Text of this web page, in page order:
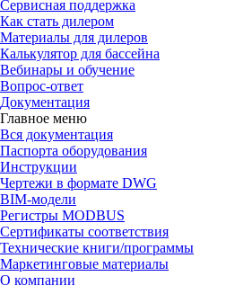
Сервисная поддержка
Как стать дилером
Материалы для дилеров
Калькулятор для бассейна
Вебинары и обучение
Вопрос-ответ
Документация
Главное меню
Вся документация
Паспорта оборудования
Инструкции
Чертежи в формате DWG
BIM-модели
Регистры MODBUS
Сертификаты соответствия
Технические книги/программы
Маркетинговые материалы
О компании